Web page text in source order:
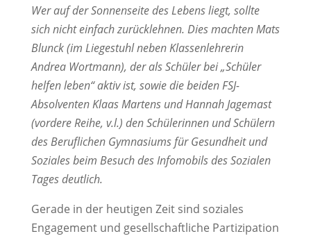
Wer auf der Sonnenseite des Lebens liegt, sollte
sich nicht einfach zurücklehnen. Dies machten Mats
Blunck (im Liegestuhl neben Klassenlehrerin
Andrea Wortmann), der als Schüler bei „Schüler
helfen leben“ aktiv ist, sowie die beiden FSJ-
Absolventen Klaas Martens und Hannah Jagemast
(vordere Reihe, v.l.) den Schülerinnen und Schülern
des Beruflichen Gymnasiums für Gesundheit und
Soziales beim Besuch des Infomobils des Sozialen
Tages deutlich.
Gerade in der heutigen Zeit sind soziales
Engagement und gesellschaftliche Partizipation